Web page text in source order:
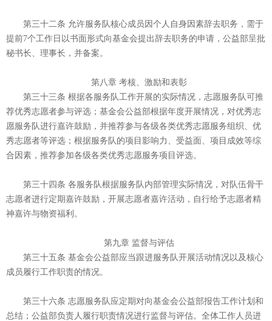
第三十二条 允许服务队核心成员因个人自身因素辞去职务，需于
提前7个工作日以书面形式向基金会提出辞去职务的申请，公益部呈批
秘书长、理事长，并备案。
第八章 考核、激励和表彰
第三十三条 根据各服务队工作开展的实际情况，志愿服务队可推
荐优秀志愿者参与评选；基金会公益部根据年度开展情况，对优秀志
愿服务队进行嘉许鼓励，并推荐参与各级各类优秀志愿服务组织、优
秀志愿者等评选；根据服务队的项目影响力、受益面、项目成效等综
合因素，推荐参加各级各类优秀志愿服务项目评选。
第三十四条 各服务队根据服务队内部管理实际情况，对队伍骨干
志愿者进行定期嘉许鼓励，开展志愿者嘉许活动，自行给予志愿者精
神嘉许与物资福利。
第九章 监督与评估
第三十五条 基金会公益部应当跟进服务队开展活动情况以及核心
成员履行工作职责的情况。
第三十六条 志愿服务队应定期对向基金会公益部报告工作计划和
总结；公益部负责人履行职责情况进行监督与评估。全体工作人员进